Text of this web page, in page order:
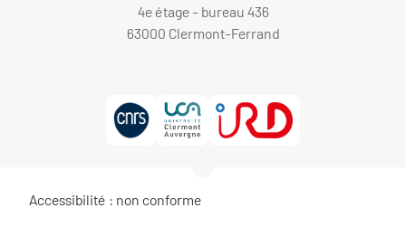
4e étage - bureau 436
63000 Clermont-Ferrand
Accessibilité : non conforme